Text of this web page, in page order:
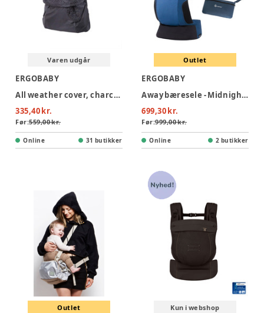
Varen udgår
ERGOBABY
All weather cover, charcoal
335,40 kr.
Før:559,00 kr.
Online 31 butikker
Outlet
ERGOBABY
Away bæresele - Midnight Blue
699,30 kr.
Før:999,00 kr.
Online 2 butikker
Outlet Kun i webshop